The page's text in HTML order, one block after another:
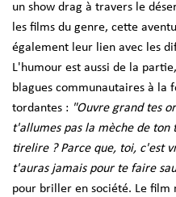
un show drag à travers le
les films du genre, cette
également leur lien avec les
L'humour est aussi de la
blagues communautaires à la
tordantes : "Ouvre grand tes
t'allumes pas la mèche de
tirelire ? Parce que, toi, c'est
t'auras jamais pour te faire
pour briller en société. Le film